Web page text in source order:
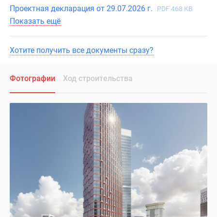
Проектная декларация от 29.07.2026 г. PDF 468 KB
Показать ещё
Хотите получить все документы сразу?
Фотографии Ход строительства